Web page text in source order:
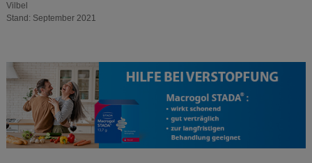
Vilbel
Stand: September 2021